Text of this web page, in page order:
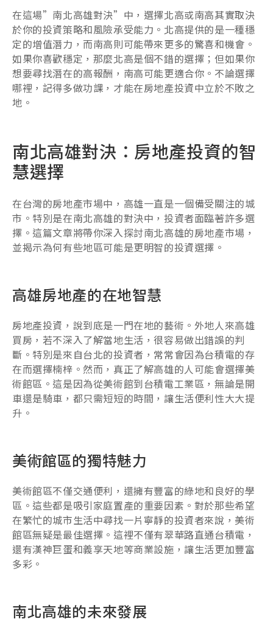
在這場”南北高雄對決”中，選擇北高或南高其實取決
於你的投資策略和風險承受能力。北高提供的是一種穩
定的增值潛力，而南高則可能帶來更多的驚喜和機會。
如果你喜歡穩定，那麼北高是個不錯的選擇；但如果你
想要尋找潛在的高報酬，南高可能更適合你。不論選擇
哪裡，記得多做功課，才能在房地產投資中立於不敗之
地。
南北高雄對決：房地產投資的智
慧選擇
在台灣的房地產市場中，高雄一直是一個備受關注的城
市。特別是在南北高雄的對決中，投資者面臨著許多選
擇。這篇文章將帶你深入探討南北高雄的房地產市場，
並揭示為何有些地區可能是更明智的投資選擇。
高雄房地產的在地智慧
房地產投資，說到底是一門在地的藝術。外地人來高雄
買房，若不深入了解當地生活，很容易做出錯誤的判
斷。特別是來自台北的投資者，常常會因為台積電的存
在而選擇楠梓。然而，真正了解高雄的人可能會選擇美
術館區。這是因為從美術館到台積電工業區，無論是開
車還是騎車，都只需短短的時間，讓生活便利性大大提
升。
美術館區的獨特魅力
美術館區不僅交通便利，還擁有豐富的綠地和良好的學
區。這些都是吸引家庭置產的重要因素。對於那些希望
在繁忙的城市生活中尋找一片寧靜的投資者來說，美術
館區無疑是最佳選擇。這裡不僅有翠華路直通台積電，
還有漢神巨蛋和義享天地等商業設施，讓生活更加豐富
多彩。
南北高雄的未來發展